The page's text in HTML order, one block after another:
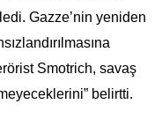
Gazze’nin yeniden
Smotrich, savaş
belirtti.